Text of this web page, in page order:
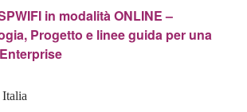
in modalità ONLINE –
Progetto e linee guida per una
Italia